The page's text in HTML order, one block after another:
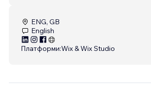
ENG, GB
English
Платформи:Wix & Wix Studio